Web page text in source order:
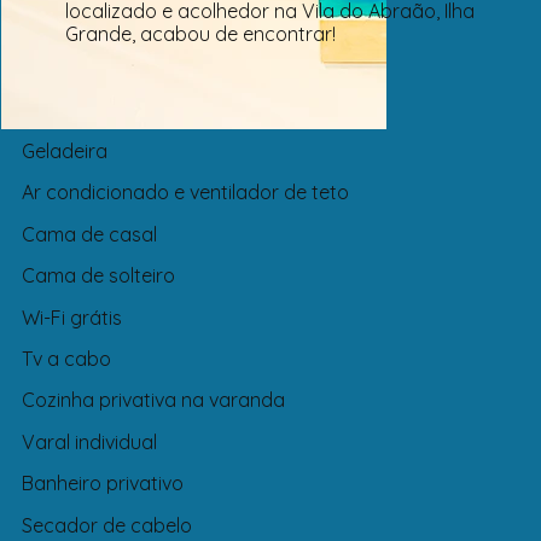
localizado e acolhedor na Vila do Abraão, Ilha
Grande, acabou de encontrar!
Geladeira
Ar condicionado e ventilador de teto
Cama de casal
Cama de solteiro
Wi-Fi grátis
Tv a cabo
Cozinha privativa na varanda
Varal individual
Banheiro privativo
Secador de cabelo